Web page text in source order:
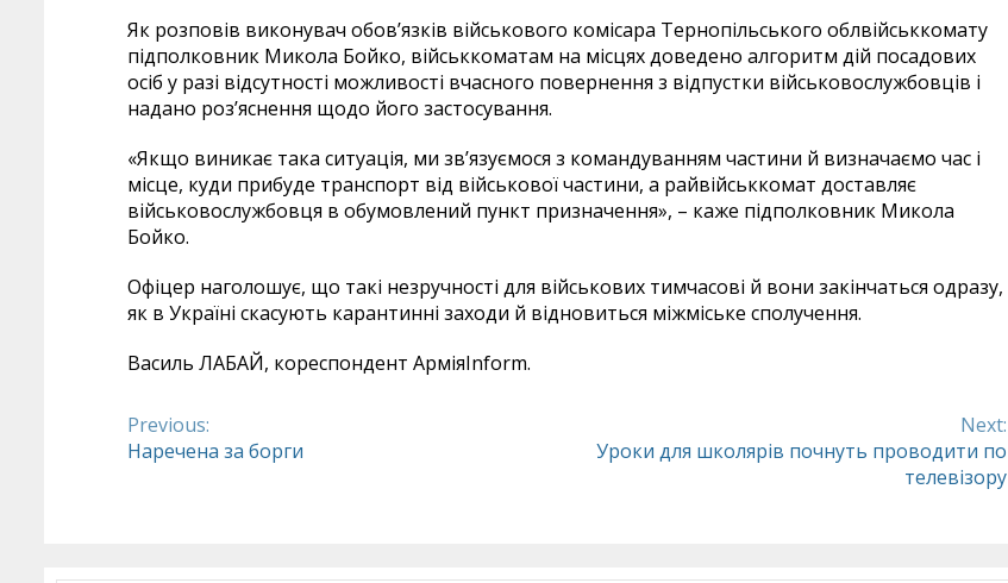
Як розповів виконувач обов’язків військового комісара Тернопільського облвійськкомату
підполковник Микола Бойко, військкоматам на місцях доведено алгоритм дій посадових
осіб у разі відсутності можливості вчасного повернення з відпустки військовослужбовців і
надано роз’яснення щодо його застосування.
«Якщо виникає така ситуація, ми зв’язуємося з командуванням частини й визначаємо час і
місце, куди прибуде транспорт від військової частини, а райвійськкомат доставляє
військовослужбовця в обумовлений пункт призначення», – каже підполковник Микола
Бойко.
Офіцер наголошує, що такі незручності для військових тимчасові й вони закінчаться одразу,
як в Україні скасують карантинні заходи й відновиться міжміське сполучення.
Василь ЛАБАЙ, кореспондент АрміяInform.
Continue
Previous:
Наречена за борги
Next:
Уроки для школярів почнуть проводити по
телевізору